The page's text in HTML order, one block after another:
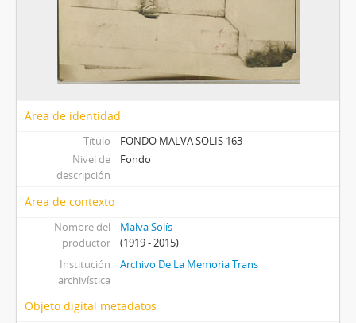
Área de identidad
Título
FONDO MALVA SOLIS 163
Nivel de
descripción
Fondo
Área de contexto
Nombre del
productor
Malva Solís
(1919 - 2015)
Institución
archivística
Archivo De La Memoria Trans
Objeto digital metadatos